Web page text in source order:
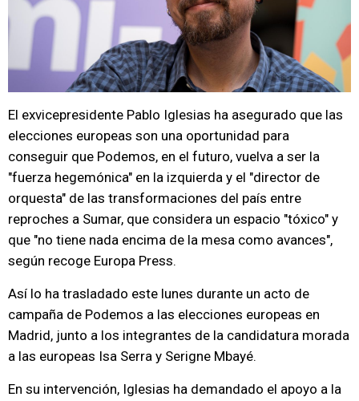
El exvicepresidente Pablo Iglesias ha asegurado que las
elecciones europeas son una oportunidad para
conseguir que Podemos, en el futuro, vuelva a ser la
"fuerza hegemónica" en la izquierda y el "director de
orquesta" de las transformaciones del país entre
reproches a Sumar, que considera un espacio "tóxico" y
que "no tiene nada encima de la mesa como avances",
según recoge Europa Press.
Así lo ha trasladado este lunes durante un acto de
campaña de Podemos a las elecciones europeas en
Madrid, junto a los integrantes de la candidatura morada
a las europeas Isa Serra y Serigne Mbayé.
En su intervención, Iglesias ha demandado el apoyo a la